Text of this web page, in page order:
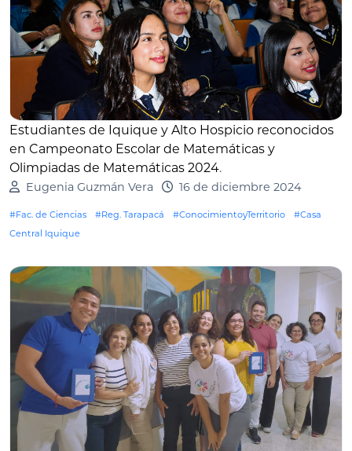
Estudiantes de Iquique y Alto Hospicio reconocidos
en Campeonato Escolar de Matemáticas y
Olimpiadas de Matemáticas 2024.
Eugenia Guzmán Vera 16 de diciembre 2024
#Fac. de Ciencias #Reg. Tarapacá #ConocimientoyTerritorio
#Casa
Central Iquique